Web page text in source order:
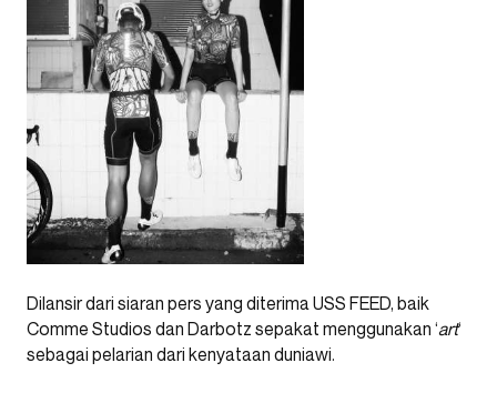
Dilansir dari siaran pers yang diterima USS FEED, baik
Comme Studios dan Darbotz sepakat menggunakan ‘art‘
sebagai pelarian dari kenyataan duniawi.